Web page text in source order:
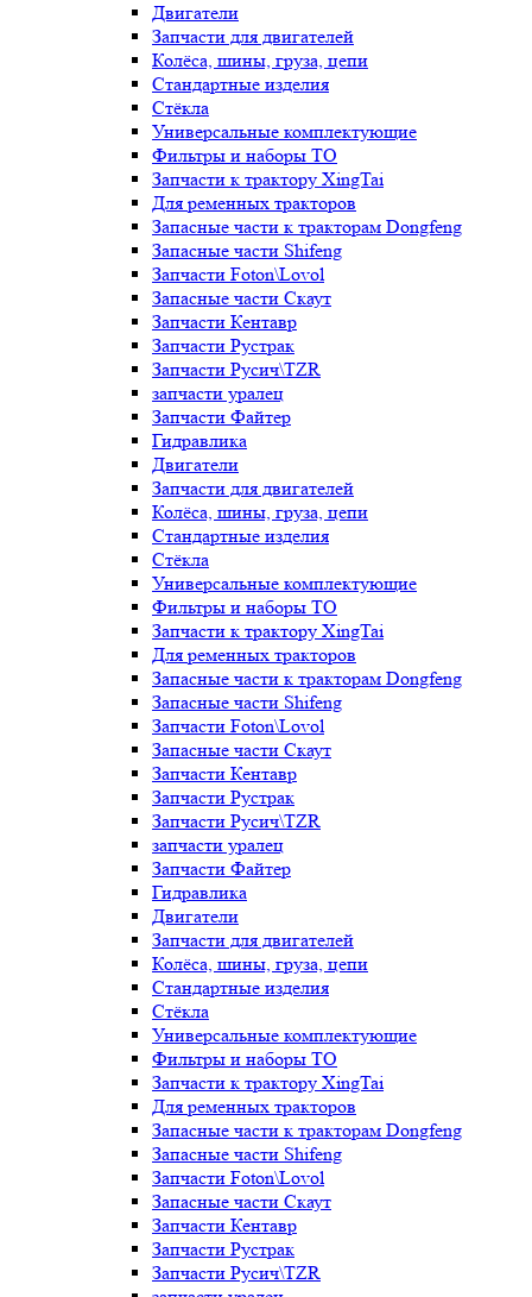
Двигатели
Запчасти для двигателей
Колёса, шины, груза, цепи
Стандартные изделия
Стёкла
Универсальные комплектующие
Фильтры и наборы ТО
Запчасти к трактору XingTai
Для ременных тракторов
Запасные части к тракторам Dongfeng
Запасные части Shifeng
Запчасти Foton\Lovol
Запасные части Скаут
Запчасти Кентавр
Запчасти Рустрак
Запчасти Русич\TZR
запчасти уралец
Запчасти Файтер
Гидравлика
Двигатели
Запчасти для двигателей
Колёса, шины, груза, цепи
Стандартные изделия
Стёкла
Универсальные комплектующие
Фильтры и наборы ТО
Запчасти к трактору XingTai
Для ременных тракторов
Запасные части к тракторам Dongfeng
Запасные части Shifeng
Запчасти Foton\Lovol
Запасные части Скаут
Запчасти Кентавр
Запчасти Рустрак
Запчасти Русич\TZR
запчасти уралец
Запчасти Файтер
Гидравлика
Двигатели
Запчасти для двигателей
Колёса, шины, груза, цепи
Стандартные изделия
Стёкла
Универсальные комплектующие
Фильтры и наборы ТО
Запчасти к трактору XingTai
Для ременных тракторов
Запасные части к тракторам Dongfeng
Запасные части Shifeng
Запчасти Foton\Lovol
Запасные части Скаут
Запчасти Кентавр
Запчасти Рустрак
Запчасти Русич\TZR